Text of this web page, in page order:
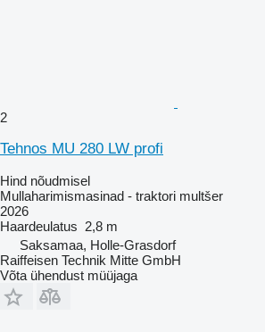
2
Tehnos MU 280 LW profi
Hind nõudmisel
Mullaharimismasinad - traktori multšer
2026
Haardeulatus 2,8 m
Saksamaa, Holle-Grasdorf
Raiffeisen Technik Mitte GmbH
Võta ühendust müüjaga